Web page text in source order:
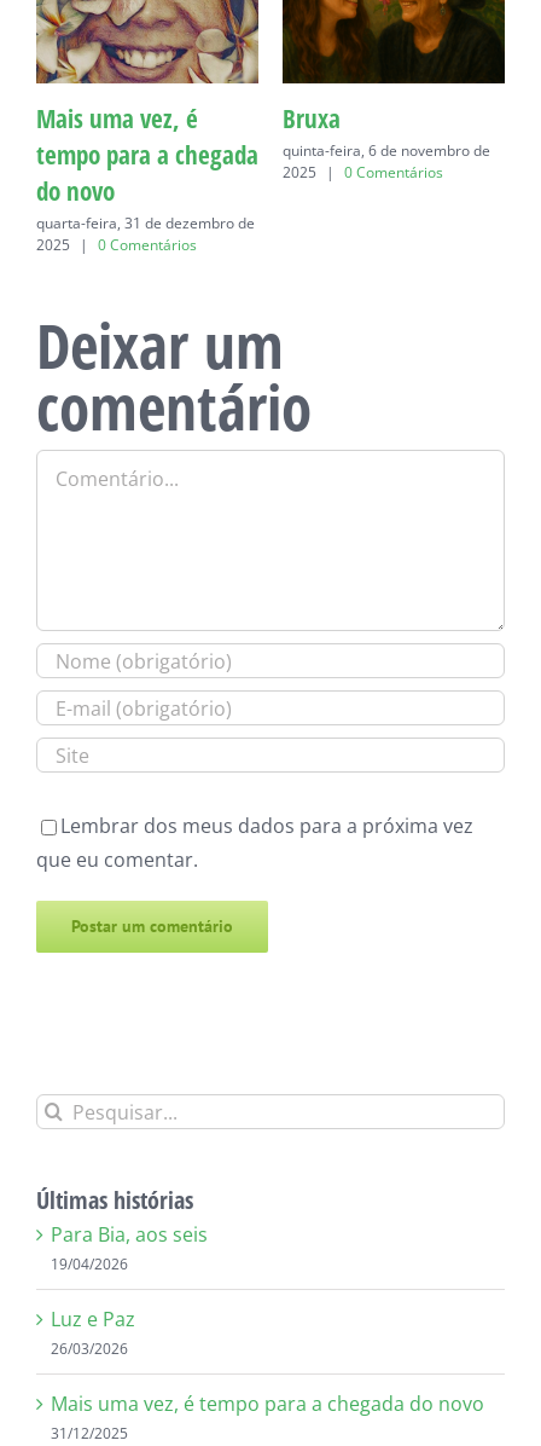
Mais uma vez, é
tempo para a chegada
do novo
quarta-feira, 31 de dezembro de
2025
| 0 Comentários
Bruxa
quinta-feira, 6 de novembro de
2025
| 0 Comentários
Deixar um
comentário
Comentário
Lembrar dos meus dados para a próxima vez
que eu comentar.
Buscar
Últimas histórias
Para Bia, aos seis
19/04/2026
Luz e Paz
26/03/2026
Mais uma vez, é tempo para a chegada do novo
31/12/2025